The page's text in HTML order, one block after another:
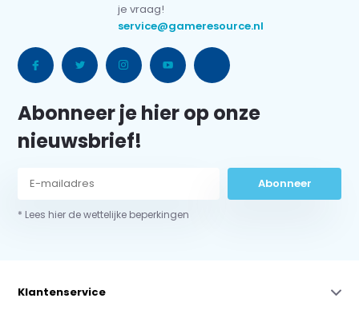
je vraag!
service@gameresource.nl
Abonneer je hier op onze
nieuwsbrief!
Abonneer
* Lees hier de wettelijke beperkingen
Klantenservice